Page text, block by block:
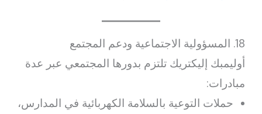
18. المسؤولية الاجتماعية ودعم المجتمع
أوليمبك إليكتريك تلتزم بدورها المجتمعي عبر عدة
مبادرات:
حملات التوعية بالسلامة الكهربائية في المدارس،